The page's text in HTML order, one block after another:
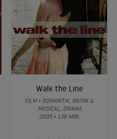
Walk the Line
FILM • ROMANTIK, MUSIK &
MUSICAL, DRAMA
2005 • 136 MIN.